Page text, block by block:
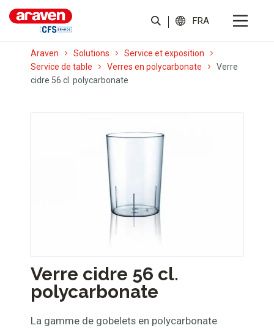
FRA
Araven Solutions
Service et exposition
Service de table
Verres en polycarbonate
Verre
cidre 56 cl. polycarbonate
Verre cidre 56 cl.
polycarbonate
La gamme de gobelets en polycarbonate